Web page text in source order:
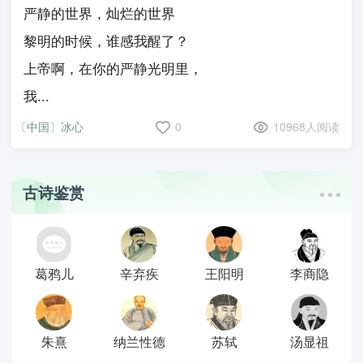
严静的世界，灿烂的世界
黎明的时候，谁感我醒了？
上帝啊，在你的严静光明里，
我...
〔中国〕冰心 0 10968人阅读
古诗鉴赏
葛鸦儿 辛弃疾 王阳明 李商隐
朱熹 纳兰性德 苏轼 汤显祖